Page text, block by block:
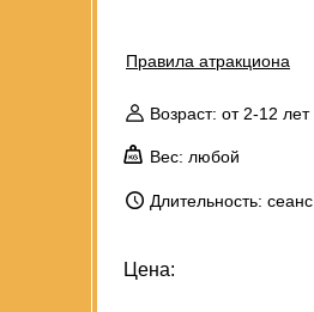
Цена:
Правила атракциона
Возраст: от 2-12 лет
Вес: любой
Длительность: сеанс